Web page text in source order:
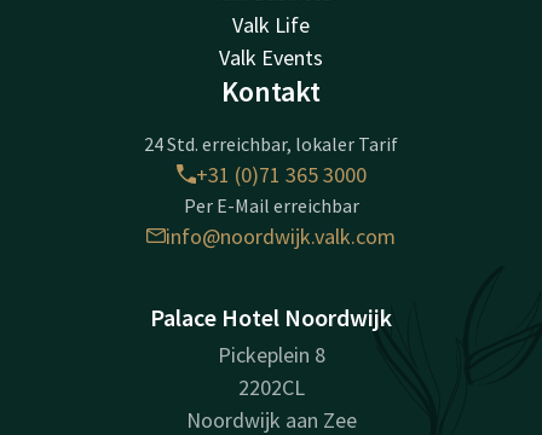
Valk Life
Valk Events
Kontakt
24 Std. erreichbar, lokaler Tarif
+31 (0)71 365 3000
Per E-Mail erreichbar
info@noordwijk.valk.com
Palace Hotel Noordwijk
Pickeplein 8
2202CL
Noordwijk aan Zee